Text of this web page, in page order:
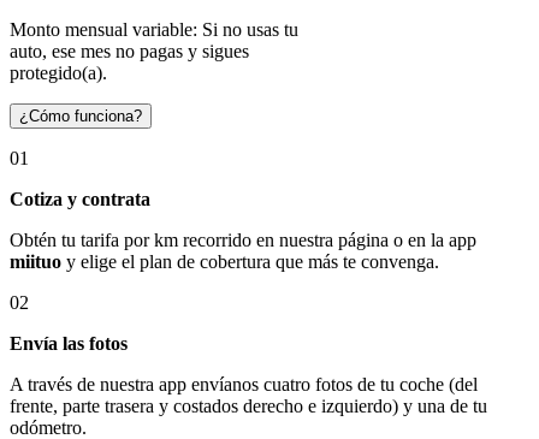
Monto mensual variable: Si no usas tu
auto, ese mes no pagas y sigues
protegido(a).
¿Cómo funciona?
01
Cotiza y contrata
Obtén tu tarifa por km recorrido en nuestra página o en la app
miituo y elige el plan de cobertura que más te convenga.
02
Envía las fotos
A través de nuestra app envíanos cuatro fotos de tu coche (del
frente, parte trasera y costados derecho e izquierdo) y una de tu
odómetro.